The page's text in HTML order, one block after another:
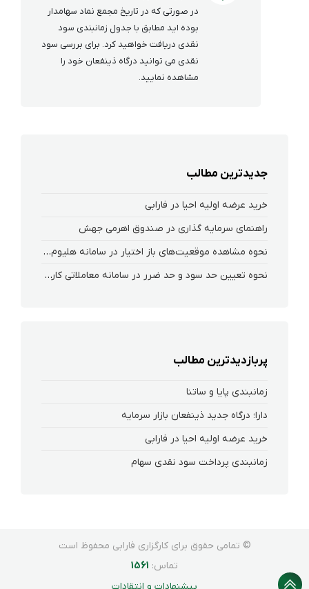
در صورتی که در تاریخ مجمع نماد سهامدار
بوده اید مطابق با جدول زمانبندی سود
نقدی دریافت خواهید کرد. برای بررسی سود
نقدی می توانید درگاه ذینفعان خود را
مشاهده نمایید.
جدیدترین مطالب
خرید عرضه اولیه احیا در فارابی
راهنمای سرمایه گذاری در صندوق اهرمی جهش
نحوه‌ مشاهده‌ موقعیت‌های باز اختیار در سامانه هلیوم و نکست
نحوه تعیین حد سود و حد ضرر در سامانه معاملاتی کارگزاری فارابی
پربازدیدترین مطالب
زمانبندی پایا و ساتنا
دارا؛ درگاه جدید ذینفعان بازار سرمایه
خرید عرضه اولیه احیا در فارابی
زمانبندی پرداخت سود نقدی سهام‌
© تمامی حقوق برای کارگزاری فارابی محفوظ است
تماس: 1561
پیشنهادات و انتقادات